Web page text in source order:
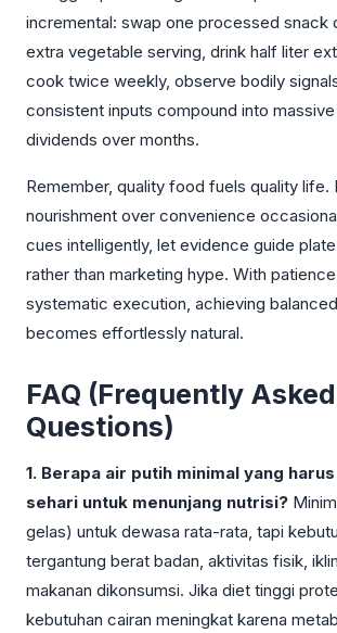
incremental: swap one processed snack
extra vegetable serving, drink half liter
cook twice weekly, observe bodily
consistent inputs compound into
dividends over months.
Remember, quality food fuels quality life.
nourishment over convenience
cues intelligently, let evidence guide
rather than marketing hype. With
systematic execution, achieving
becomes effortlessly natural.
FAQ (Frequently Asked
Questions)
1. Berapa air putih minimal yang
sehari untuk menunjang nutrisi?
gelas) untuk dewasa rata-rata, tapi
tergantung berat badan, aktivitas fisik,
makanan dikonsumsi. Jika diet tinggi
kebutuhan cairan meningkat karena